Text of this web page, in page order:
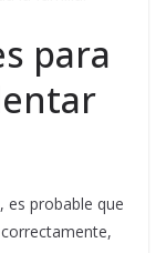
para
es probable que